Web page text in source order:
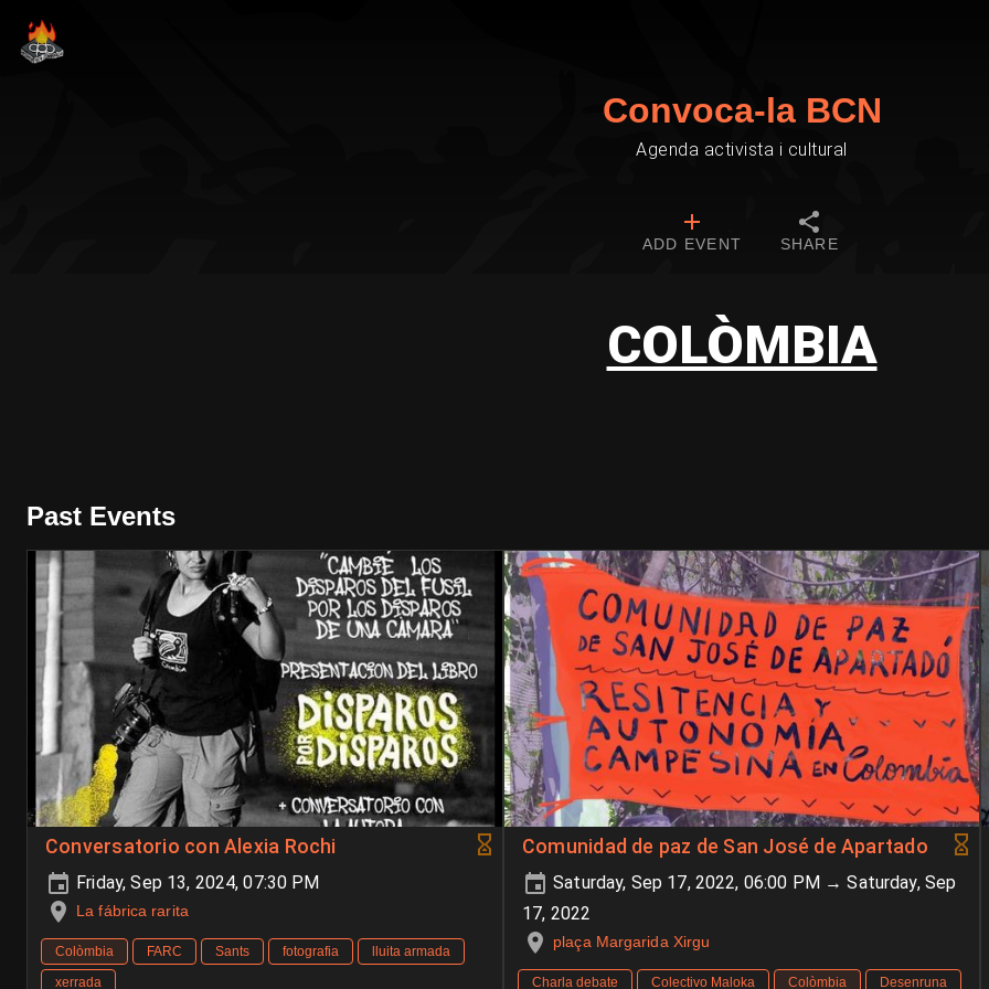
Convoca-la BCN
Agenda activista i cultural
ADD EVENT SHARE
COLÒMBIA
Past Events
Conversatorio con Alexia Rochi
Friday, Sep 13, 2024, 07:30 PM
La fábrica rarita
Colòmbia FARC Sants fotografia
lluita armada
xerrada
Comunidad de paz de San José de Apartado
Saturday, Sep 17, 2022, 06:00 PM → Saturday, Sep
17, 2022
plaça Margarida Xirgu
Charla debate Colectivo Maloka Colòmbia Desenruna